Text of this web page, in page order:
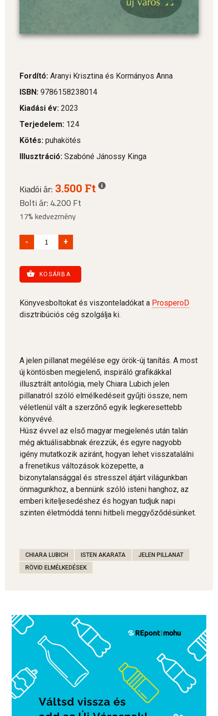
Fordító: Aranyi Krisztina és Kormányos Anna
ISBN: 9786158238014
Kiadási év: 2023
Terjedelem: 124
Kötés: puhakötés
Illusztráció: Szabóné Jánossy Kinga
Kiadói ár: 3.500 Ft
Bolti ár: 4.200 Ft
17% kedvezmény
- +
KOSÁRBA
Könyvesboltokat és viszonteladókat a ProsperoD
disztribúciós cég szolgálja ki.
A jelen pillanat megélése egy örök-új tanítás. A most
új köntösben megjelenő, inspiráló grafikákkal
illusztrált antológia, mely Chiara Lubich jelen
pillanatról szóló elmélkedéseit gyűjti össze, nem
véletlenül vált a szerzőnő egyik legkeresettebb
könyvévé.
Húsz évvel az első magyar megjelenés után talán
még aktuálisabbnak érezzük, és egyre nagyobb
igény mutatkozik aziránt, hogyan lehet visszatalálni
a frenetikus változások közepette, a
bizonytalansággal és stresszel átjárt világunkban
önmagunkhoz, a bennünk szóló isteni hanghoz, az
emberi kiteljesedéshez és hogyan tudjuk napi
szinten életmóddá tenni hitbeli meggyőződésünket.
CHIARA LUBICH ISTEN AKARATA
JELEN PILLANAT
RÖVID ELMÉLKEDÉSEK